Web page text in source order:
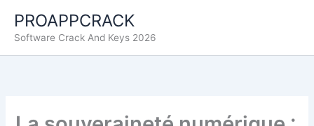
content
PROAPPCRACK
Software Crack And Keys 2026